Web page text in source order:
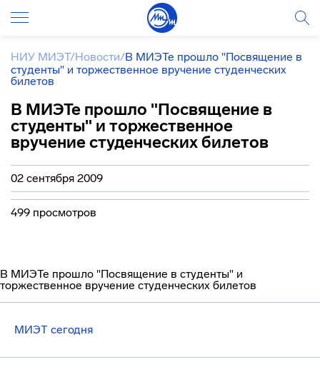
НИУ МИЭТ/Новости/В МИЭТе прошло "Посвящение в
студенты" и торжественное вручение студенческих
билетов
В МИЭТе прошло "Посвящение в
студенты" и торжественное
вручение студенческих билетов
02 сентября 2009
499 просмотров
В МИЭТе прошло "Посвящение в студенты" и
торжественное вручение студенческих билетов
МИЭТ сегодня